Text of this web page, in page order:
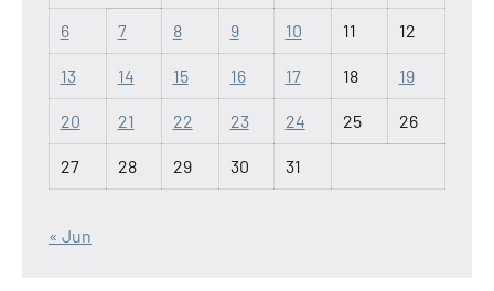
6 7 8 9 10 11 12
13 14 15 16 17 18 19
20 21 22 23 24 25 26
27 28 29 30 31
« Jun